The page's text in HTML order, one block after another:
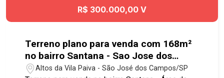
R$ 300.000,00 V
Terreno plano para venda com 168m²
no bairro Santana - Sao Jose dos
Campos
Altos da Vila Paiva - São José dos Campos/SP